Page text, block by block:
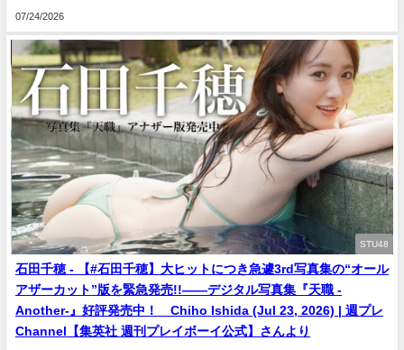
07/24/2026
STU48
石田千穂 - 【#石田千穂】大ヒットにつき急遽3rd写真集の“オール
アザーカット”版を緊急発売!!――デジタル写真集『天職 -
Another-』好評発売中！ Chiho Ishida (Jul 23, 2026) | 週プレ
Channel【集英社 週刊プレイボーイ公式】さんより